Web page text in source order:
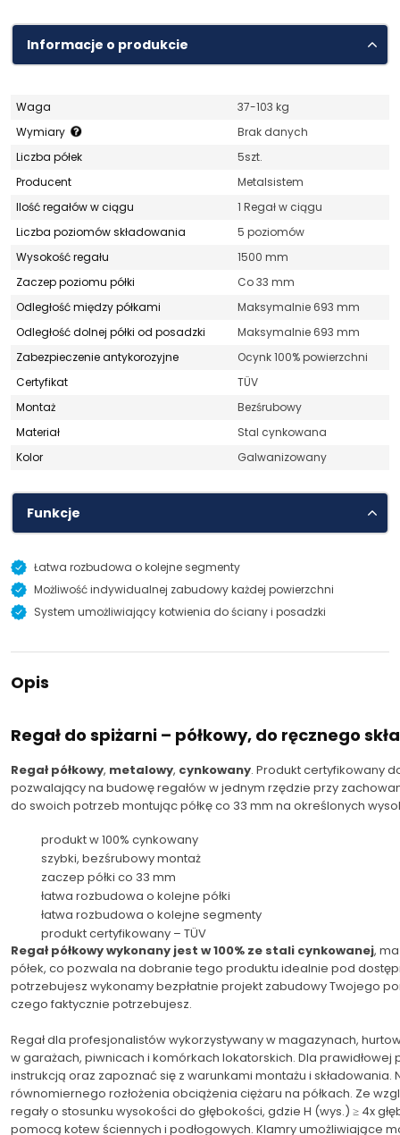
Informacje o produkcie
Waga
37-103 kg
Wymiary
Brak danych
Liczba półek
5szt.
Producent
Metalsistem
Ilość regałów w ciągu
1 Regał w ciągu
Liczba poziomów składowania
5 poziomów
Wysokość regału
1500 mm
Zaczep poziomu półki
Co 33 mm
Odległość między półkami
Maksymalnie 693 mm
Odległość dolnej półki od posadzki
Maksymalnie 693 mm
Zabezpieczenie antykorozyjne
Ocynk 100% powierzchni
Certyfikat
TÜV
Montaż
Bezśrubowy
Materiał
Stal cynkowana
Kolor
Galwanizowany
Funkcje
Łatwa rozbudowa o kolejne segmenty
Możliwość indywidualnej zabudowy każdej powierzchni
System umożliwiający kotwienia do ściany i posadzki
Opis
Regał do spiżarni – półkowy, do ręcznego
Regał półkowy, metalowy, cynkowany. Produkt certyfikowany
pozwalający na budowę regałów w jednym rzędzie przy
do swoich potrzeb montując półkę co 33 mm na określonych
produkt w 100% cynkowany
szybki, bezśrubowy montaż
zaczep półki co 33 mm
łatwa rozbudowa o kolejne półki
łatwa rozbudowa o kolejne segmenty
produkt certyfikowany – TÜV
Regał półkowy wykonany jest w 100% ze stali cynkowanej,
półek, co pozwala na dobranie tego produktu idealnie pod
potrzebujesz wykonamy bezpłatnie projekt zabudowy Twojego
czego faktycznie potrzebujesz.
Regał dla profesjonalistów wykorzystywany w magazynach,
w garażach, piwnicach i komórkach lokatorskich. Dla
instrukcją oraz zapoznać się z warunkami montażu i
równomiernego rozłożenia obciążenia ciężaru na półkach. Ze
regały o stosunku wysokości do głębokości, gdzie H (wys.) ≥ 4x
pomocą kotew ściennych i podłogowych. Klamry umożliwiające